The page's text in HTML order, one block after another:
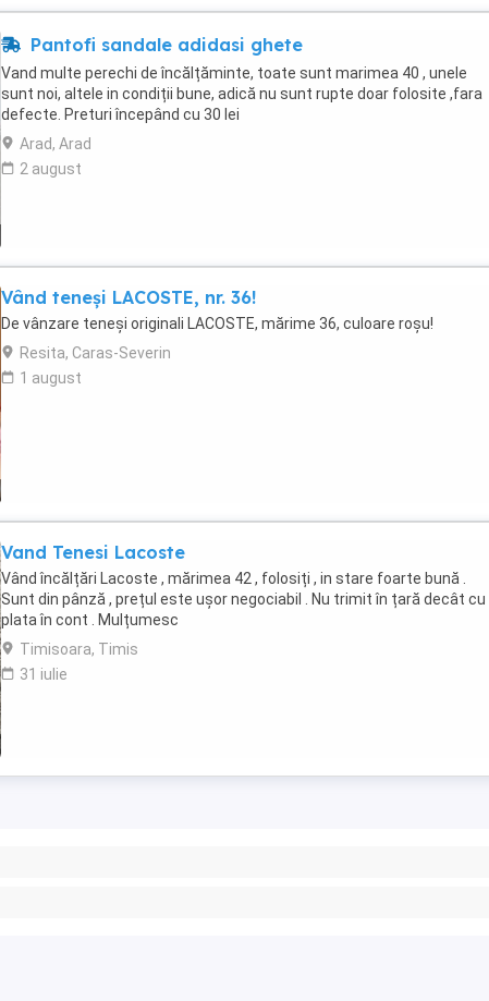
Pantofi sandale adidasi ghete
Vand multe perechi de încălțăminte, toate sunt marimea 40 , unele
sunt noi, altele in condiții bune, adică nu sunt rupte doar folosite ,fara
defecte. Preturi începând cu 30 lei
Arad, Arad
2 august
Vând teneși LACOSTE, nr. 36!
De vânzare teneși originali LACOSTE, mărime 36, culoare roșu!
Resita, Caras-Severin
1 august
Vand Tenesi Lacoste
Vând încălțări Lacoste , mărimea 42 , folosiți , in stare foarte bună .
Sunt din pânză , prețul este ușor negociabil . Nu trimit în țară decât cu
plata în cont . Mulțumesc
Timisoara, Timis
31 iulie